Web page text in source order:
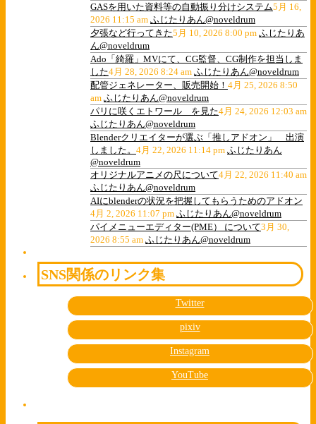
GASを用いた資料等の自動振り分けシステム5月 16,
2026 11:15 am ふじたりあん@noveldrum
夕張など行ってきた5月 10, 2026 8:00 pm ふじたりあ
ん@noveldrum
Ado「綺羅」MVにて、CG監督、CG制作を担当しま
した4月 28, 2026 8:24 am ふじたりあん@noveldrum
配管ジェネレーター、販売開始！ 4月 25, 2026 8:50
am ふじたりあん@noveldrum
パリに咲くエトワール を見た4月 24, 2026 12:03 am
ふじたりあん@noveldrum
Blenderクリエイターが選ぶ「推しアドオン」 出演
しました。 4月 22, 2026 11:14 pm ふじたりあん
@noveldrum
オリジナルアニメの尺について4月 22, 2026 11:40 am
ふじたりあん@noveldrum
AIにblenderの状況を把握してもらうためのアドオン
4月 2, 2026 11:07 pm ふじたりあん@noveldrum
パイメニューエディター(PME） について3月 30,
2026 8:55 am ふじたりあん@noveldrum
SNS関係のリンク集
Twitter
pixiv
Instagram
YouTube